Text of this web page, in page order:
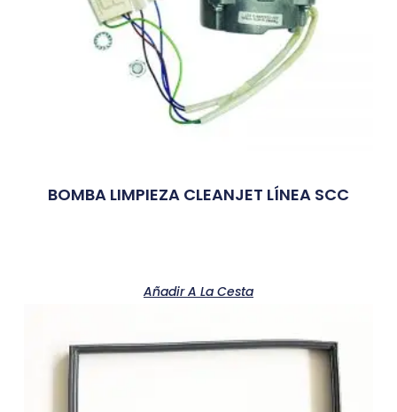
BOMBA LIMPIEZA CLEANJET LÍNEA SCC
Añadir A La Cesta